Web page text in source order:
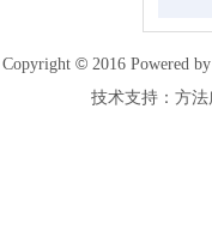
Copyright © 2016 Powered by
技术支持：方法